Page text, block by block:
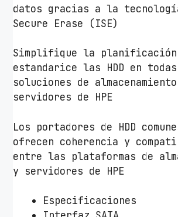
datos gracias a la
Secure Erase (ISE)
Simplifique la planificación
estandarice las HDD en
soluciones de
servidores de HPE
Los portadores de HDD
ofrecen coherencia y
entre las plataformas de
y servidores de HPE
Especificaciones